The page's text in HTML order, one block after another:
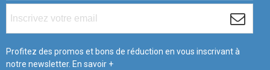
Profitez des promos et bons de réduction en vous inscrivant à
notre newsletter. En savoir +